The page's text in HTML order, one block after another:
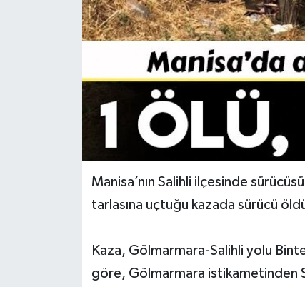
Manisa’nın Salihli ilçesinde
tarlasına uçtuğu kazada sürücü
Kaza, Gölmarmara-Salihli yolu
göre, Gölmarmara istikametinden